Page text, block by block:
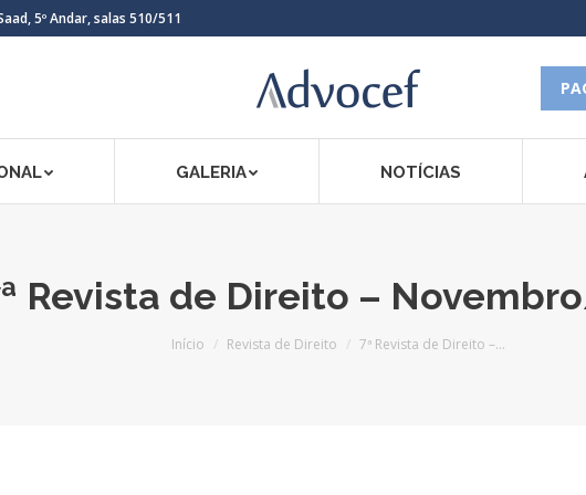
5º Andar, salas 510/511
GALERIA NOTÍCIAS
Revista de Direito –
Você está aqui:
Início Revista de Direito 7ª Revista de Direito –…